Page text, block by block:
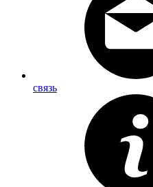
связь